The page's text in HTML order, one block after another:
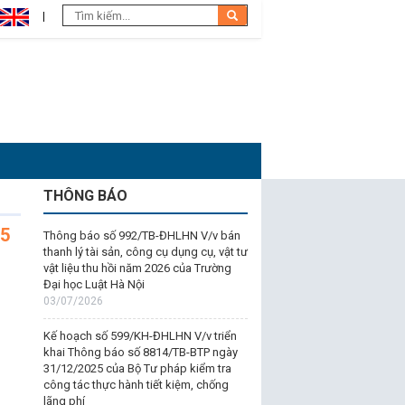
THÔNG BÁO
Thông báo số 992/TB-ĐHLHN V/v bán
thanh lý tài sản, công cụ dụng cụ, vật tư
vật liệu thu hồi năm 2026 của Trường
Đại học Luật Hà Nội
03/07/2026
Kế hoạch số 599/KH-ĐHLHN V/v triển
khai Thông báo số 8814/TB-BTP ngày
31/12/2025 của Bộ Tư pháp kiểm tra
công tác thực hành tiết kiệm, chống
lãng phí